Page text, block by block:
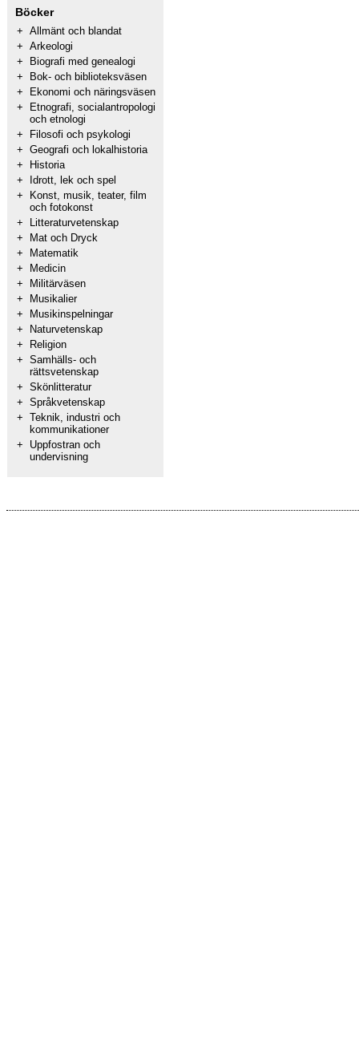
Böcker
+ Allmänt och blandat
+ Arkeologi
+
Biografi med genealogi
+
Bok- och biblioteksväsen
+
Ekonomi och näringsväsen
+
Etnografi, socialantropologi
och etnologi
+
Filosofi och psykologi
+ Geografi och lokalhistoria
+
Historia
+
Idrott, lek och spel
+
Konst, musik, teater, film
och fotokonst
+
Litteraturvetenskap
+
Mat och Dryck
+
Matematik
+
Medicin
+
Militärväsen
+
Musikalier
+
Musikinspelningar
+
Naturvetenskap
+
Religion
+ Samhälls- och
rättsvetenskap
+ Skönlitteratur
+ Språkvetenskap
+ Teknik, industri och
kommunikationer
+
Uppfostran och
undervisning